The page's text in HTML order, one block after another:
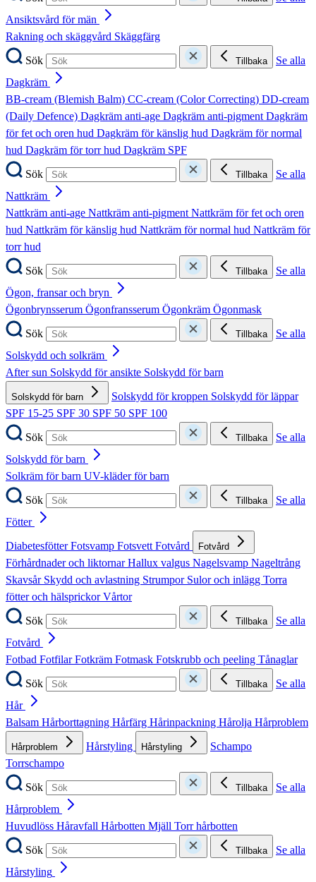
Ansiktsvård för män
Rakning och skäggvård Skäggfärg
Sök
Tillbaka
Se alla
Dagkräm
BB-cream (Blemish Balm) CC-cream (Color Correcting) DD-cream
(Daily Defence) Dagkräm anti-age Dagkräm anti-pigmentDagkräm
för fet och oren hud Dagkräm för känslig hud Dagkräm för normal
hud Dagkräm för torr hud Dagkräm SPF
Sök
Tillbaka
Se alla
Nattkräm
Nattkräm anti-age Nattkräm anti-pigmentNattkräm för fet och oren
hud Nattkräm för känslig hud Nattkräm för normal hud Nattkräm för
torr hud
Sök
Tillbaka
Se alla
Ögon, fransar och bryn
Ögonbrynsserum Ögonfransserum Ögonkräm Ögonmask
Sök
Tillbaka
Se alla
Solskydd och solkräm
After sun Solskydd för ansikte Solskydd för barn
Solskydd för barn Solskydd för kroppen Solskydd för läppar
SPF 15-25 SPF 30 SPF 50 SPF 100
Sök
Tillbaka
Se alla
Solskydd för barn
Solkräm för barn UV-kläder för barn
Sök
Tillbaka
Se alla
Fötter
DiabetesfötterFotsvamp FotsvettFotvård Fotvård
Förhårdnader och liktornarHallux valgus Nagelsvamp Nageltrång
Skavsår Skydd och avlastning Strumpor Sulor och inlägg Torra
fötter och hälsprickorVårtor
Sök
Tillbaka
Se alla
Fotvård
Fotbad FotfilarFotkräm Fotmask Fotskrubb och peeling Tånaglar
Sök
Tillbaka
Se alla
Hår
Balsam Hårborttagning Hårfärg Hårinpackning Hårolja Hårproblem
Hårproblem Hårstyling Hårstyling
Schampo
Torrschampo
Sök
Tillbaka
Se alla
Hårproblem
Huvudlöss Håravfall Hårbotten Mjäll Torr hårbotten
Sök
Tillbaka
Se alla
Hårstyling